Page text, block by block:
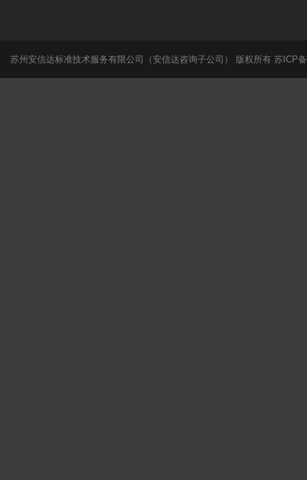
苏州安信达标准技术服务有限公司（安信达咨询子公司） 版权所有 苏ICP